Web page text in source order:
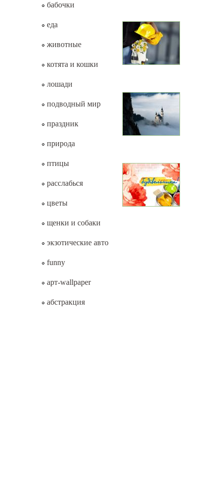
бабочки
еда
животные
котята и кошки
лошади
подводный мир
праздник
природа
птицы
расслабься
цветы
щенки и собаки
экзотические авто
funny
арт-wallpaper
абстракция